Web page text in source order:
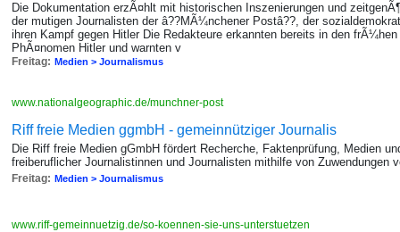
Die Dokumentation erzÃ¤hlt mit historischen Inszenierungen und
der mutigen Journalisten der â??MÃ¼nchener Postâ??, der
ihren Kampf gegen Hitler Die Redakteure erkannten bereits in den
PhÃ¤nomen Hitler und warnten v
Freitag: Medien > Journalismus
www.nationalgeographic.de/munchner-post
Riff freie Medien ggmbH - gemeinnütziger Journalis
Die Riff freie Medien gGmbH fördert Recherche, Faktenprüfung, Medien
freiberuflicher Journalistinnen und Journalisten mithilfe von Zuwendungen
Freitag: Medien > Journalismus
www.riff-gemeinnuetzig.de/so-koennen-sie-uns-unterstuetzen